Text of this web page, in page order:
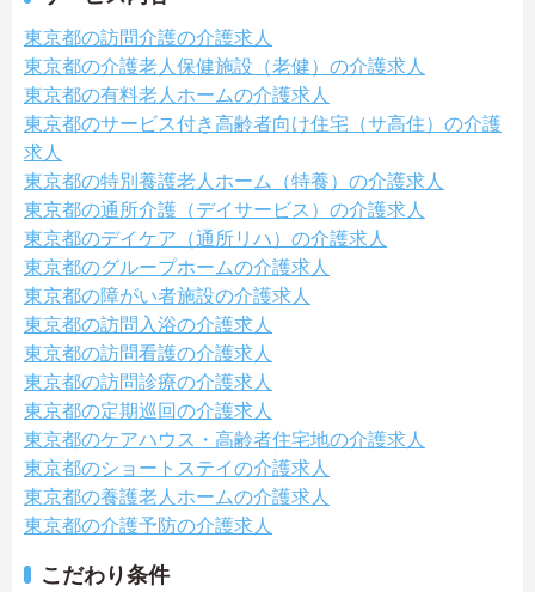
東京都の訪問介護の介護求人
東京都の介護老人保健施設（老健）の介護求人
東京都の有料老人ホームの介護求人
東京都のサービス付き高齢者向け住宅（サ高住）の介護
求人
東京都の特別養護老人ホーム（特養）の介護求人
東京都の通所介護（デイサービス）の介護求人
東京都のデイケア（通所リハ）の介護求人
東京都のグループホームの介護求人
東京都の障がい者施設の介護求人
東京都の訪問入浴の介護求人
東京都の訪問看護の介護求人
東京都の訪問診療の介護求人
東京都の定期巡回の介護求人
東京都のケアハウス・高齢者住宅地の介護求人
東京都のショートステイの介護求人
東京都の養護老人ホームの介護求人
東京都の介護予防の介護求人
こだわり条件